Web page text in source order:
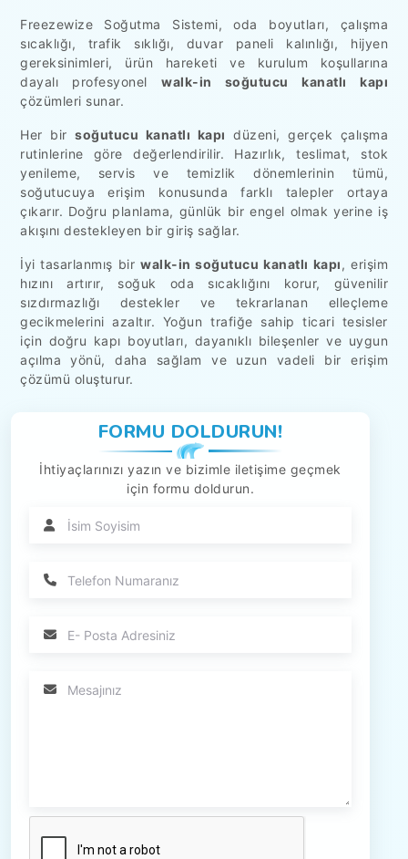
Freezewize Soğutma Sistemi, oda boyutları, çalışma
sıcaklığı, trafik sıklığı, duvar paneli kalınlığı, hijyen
gereksinimleri, ürün hareketi ve kurulum koşullarına
dayalı profesyonelwalk-in soğutucu kanatlı kapı
çözümleri sunar.
Her bir soğutucu kanatlı kapı düzeni, gerçek çalışma
rutinlerine göre değerlendirilir. Hazırlık, teslimat, stok
yenileme, servis ve temizlik dönemlerinin tümü,
soğutucuya erişim konusunda farklı talepler ortaya
çıkarır. Doğru planlama, günlük bir engel olmak yerine iş
akışını destekleyen bir giriş sağlar.
İyi tasarlanmış birwalk-in soğutucu kanatlı kapı, erişim
hızını artırır, soğuk oda sıcaklığını korur, güvenilir
sızdırmazlığı destekler ve tekrarlanan elleçleme
gecikmelerini azaltır. Yoğun trafiğe sahip ticari tesisler
için doğru kapı boyutları, dayanıklı bileşenler ve uygun
açılma yönü, daha sağlam ve uzun vadeli bir erişim
çözümü oluşturur.
FORMU DOLDURUN!
İhtiyaçlarınızı yazın ve bizimle iletişime geçmek
için formu doldurun.